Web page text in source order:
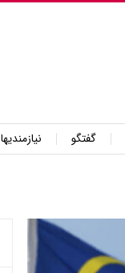
گفتگو
نیازمندیها